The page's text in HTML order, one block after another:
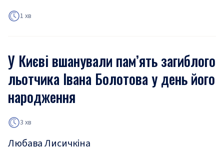
1 хв
У Києві вшанували пам’ять загиблого
льотчика Івана Болотова у день його
народження
3 хв
Любава Лисичкіна